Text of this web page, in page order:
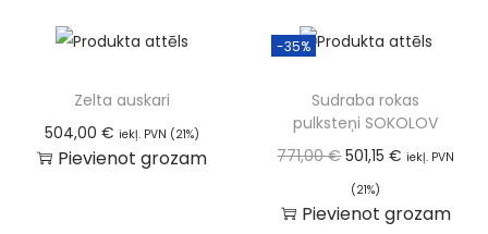
Zelta auskari
504,00 € iekļ. PVN (21%)
Pievienot grozam
-35%
Sudraba rokas
pulksteņi SOKOLOV
771,00€ 501,15€ iekļ. PVN
(21%)
Pievienot grozam